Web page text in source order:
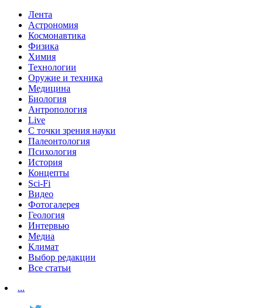
Лента
Астрономия
Космонавтика
Физика
Химия
Технологии
Оружие и техника
Медицина
Биология
Антропология
Live
С точки зрения науки
Палеонтология
Психология
История
Концепты
Sci-Fi
Видео
Фотогалерея
Геология
Интервью
Медиа
Климат
Выбор редакции
Все статьи
...